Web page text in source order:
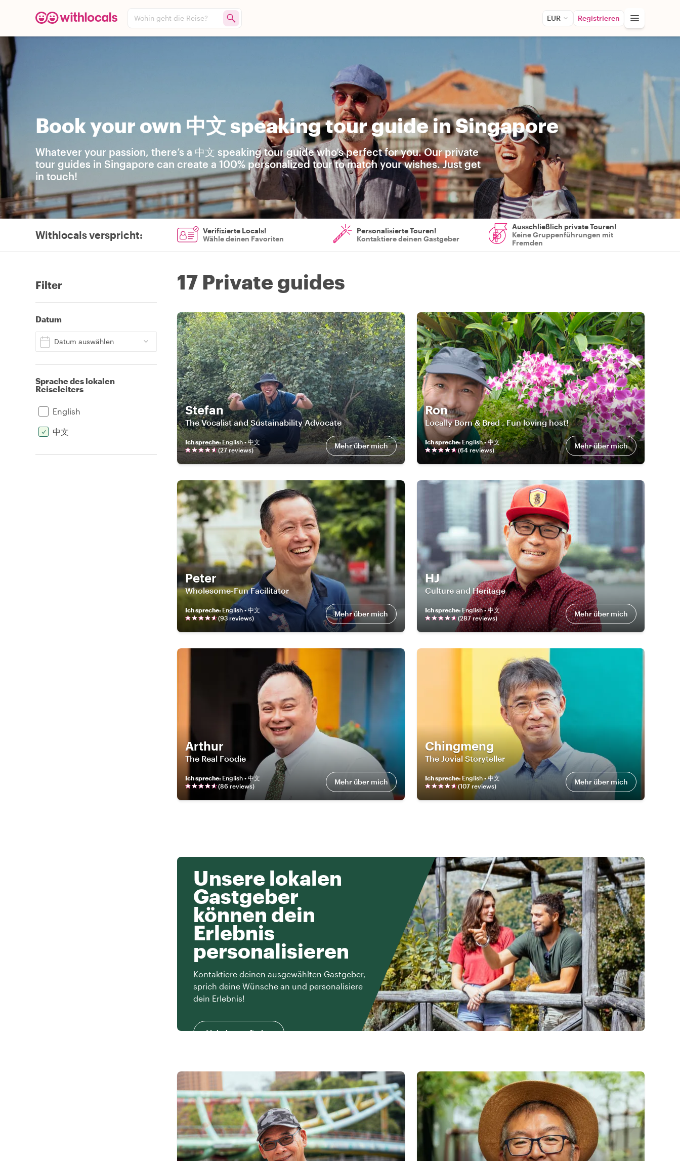
Wohin geht die Reise? EUR Registrieren
Book your own 中文 speaking tour guide in Singapore
Whatever your passion, there’s a 中文 speaking tour guide who’s perfect for you. Our private
tour guides in Singapore can create a 100% personalized tour to match your wishes. Just get
in touch!
Withlocals verspricht:
Verifizierte Locals!
Wähle deinen Favoriten
Personalisierte Touren!
Kontaktiere deinen Gastgeber
Ausschließlich private Touren!
Keine Gruppenführungen mit
Fremden
Filter
Datum
Datum auswählen
Sprache des lokalen
Reiseleiters
English
中文
17 Private guides
Stefan
The Vocalist and Sustainability Advocate
Ich spreche:English • 中文
(27reviews) Mehr über mich
Ron
Locally Born & Bred . Fun loving host!
Ich spreche: English • 中文
(64 reviews) Mehr über mich
Peter
Wholesome-Fun Facilitator
Ich spreche: English • 中文
(93 reviews) Mehr über mich
HJ
Culture and Heritage
Ich spreche: English • 中文
(287 reviews) Mehr über mich
Arthur
The Real Foodie
Ich spreche: English • 中文
(86 reviews) Mehr über mich
Chingmeng
The Jovial Storyteller
Ich spreche: English • 中文
(107 reviews) Mehr über mich
Unsere lokalen
Gastgeber
können dein
Erlebnis
personalisieren
Kontaktiere deinen ausgewählten Gastgeber,
sprich deine Wünsche an und personalisiere
dein Erlebnis!
Mehr herausfinden